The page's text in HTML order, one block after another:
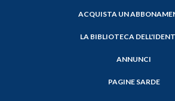
ACQUISTA UN
LA BIBLIOTECA
ANNUNCI
PAGINE SARDE